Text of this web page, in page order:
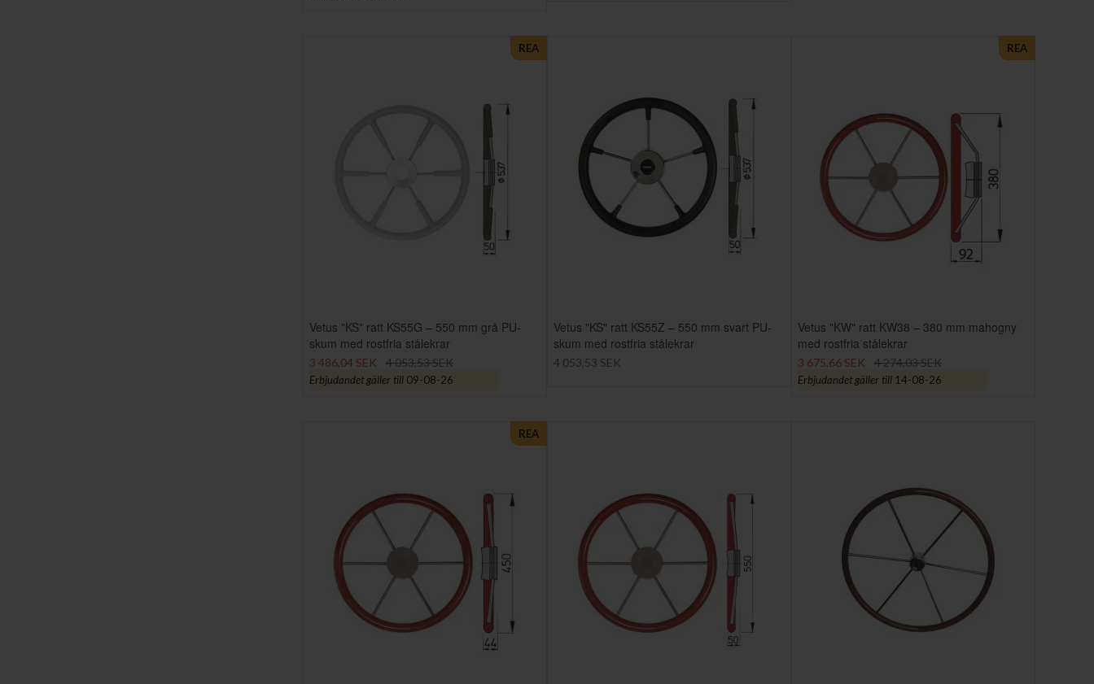
Vetus "KS" ratt KS55G – 550 mm grå PU-
skum med rostfria stålekrar
3 486,04 SEK 4 053,53 SEK
Erbjudandet gäller till 09-08-26
REA
Vetus "KS" ratt KS55Z – 550 mm svart PU-
skum med rostfria stålekrar
4 053,53 SEK
Vetus "KW" ratt KW38 – 380 mm mahogny
med rostfria stålekrar
3 675,66 SEK 4 274,03 SEK
Erbjudandet gäller till 14-08-26
REA
REA